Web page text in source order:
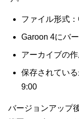
ファイル形式
Garoon 4にバ
アーカイブの
保存されてい
9:00
バージョンアップ